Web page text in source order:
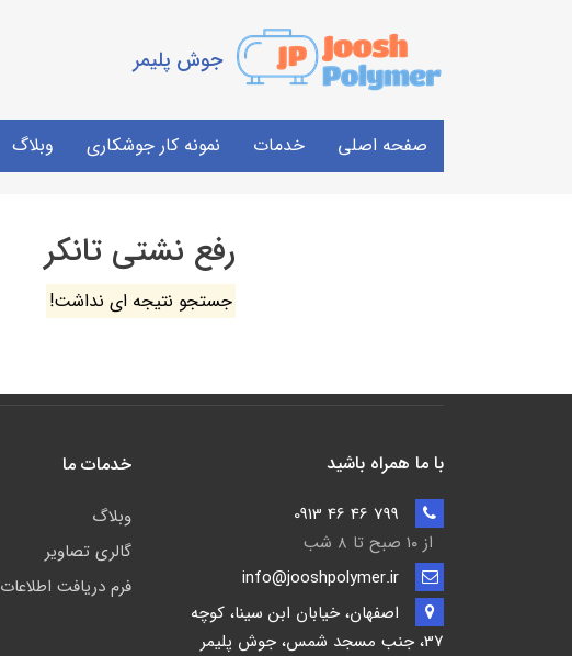
جوش پلیمر
صفحه اصلی خدمات نمونه کار جوشکاری وبلاگ
رفع نشتی تانکر
جستجو نتیجه ای نداشت!
با ما همراه باشید
از ۱۰ صبح تا ۸ شب
اصفهان، خیابان ابن سینا، کوچه
37، جنب مسجد شمس، جوش پلیمر
خدمات ما
وبلاگ
گالری تصاویر
فرم دریافت اطلاعات